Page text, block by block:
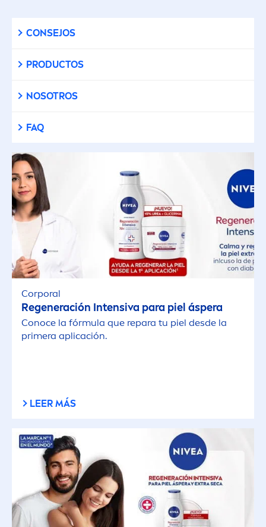
CONSEJOS
PRODUCTOS
NOSOTROS
FAQ
Corporal
Regeneración Intensiva para piel áspera
Conoce la fórmula que repara tu piel desde la
primera aplicación.
LEER MÁS